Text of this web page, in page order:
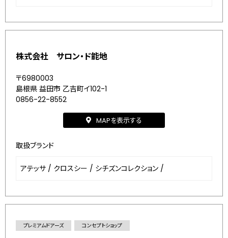
株式会社 サロン・ド能地
〒6980003
島根県 益田市 乙吉町イ102-1
0856-22-8552
MAPを表示する
取扱ブランド
アテッサ / クロスシー / シチズンコレクション /
プレミアムドアーズ コンセプトショップ